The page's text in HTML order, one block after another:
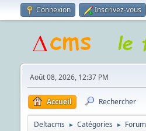
Connexion Inscrivez-vous
Août 08, 2026, 12:37 PM
Accueil Rechercher
Deltacms ► Catégories ► Forum